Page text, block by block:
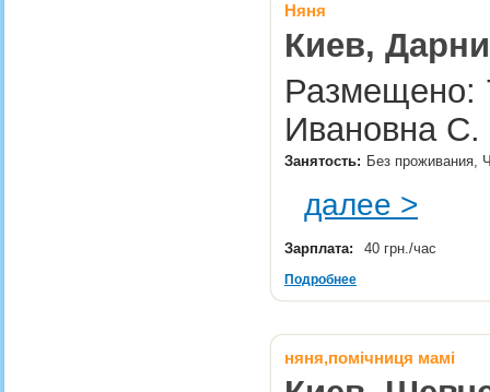
Няня
Киев,
Размещено:
Ивановна С.
Занятость: Без проживания,
далее >
Зарплата: 40 грн./час
Подробнее
няня,помічниця мамі